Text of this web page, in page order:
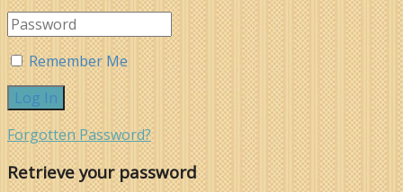
Remember Me
Forgotten Password?
Retrieve your password